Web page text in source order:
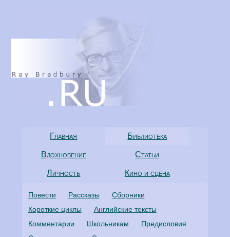
Главная Библиотека
Вдохновение Статьи
Личность Кино и сцена
Повести Рассказы
Сборники
Короткие циклы
Английские тексты
Комментарии
Школьникам
Предисловия